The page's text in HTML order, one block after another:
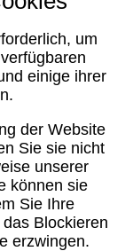
um
einige ihrer
der Website
Sie sie nicht
unserer
können sie
Sie Ihre
Blockieren
erzwingen.